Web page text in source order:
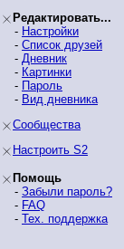
Редактировать...
- Настройки
- Список друзей
- Дневник
- Картинки
- Пароль
- Вид дневника
Сообщества
Настроить S2
Помощь
- Забыли пароль?
- FAQ
- Тех. поддержка